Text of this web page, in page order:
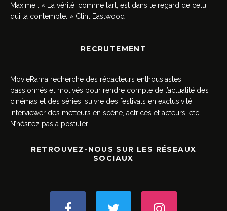
Maxime : « La vérité, comme l’art, est dans le regard de celui
qui la contemple. » Clint Eastwood
RECRUTEMENT
MovieRama recherche des rédacteurs enthousiastes,
passionnés et motivés pour rendre compte de l’actualité des
cinémas et des séries, suivre des festivals en exclusivité,
interviewer des metteurs en scène, actrices et acteurs, etc.
N’hésitez pas à postuler.
RETROUVEZ-NOUS SUR LES RÉSEAUX
SOCIAUX